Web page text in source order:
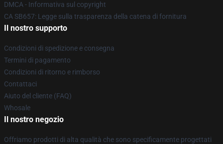
DMCA - Informativa sul copyright
CA SB657: Legge sulla trasparenza della catena di fornitura
Il nostro supporto
Condizioni di spedizione e consegna
Termini di pagamento
Condizioni di ritorno e rimborso
Contattaci
Aiuto del cliente (FAQ)
Whosale
Il nostro negozio
Offriamo prodotti di alta qualità che sono specificamente progettati